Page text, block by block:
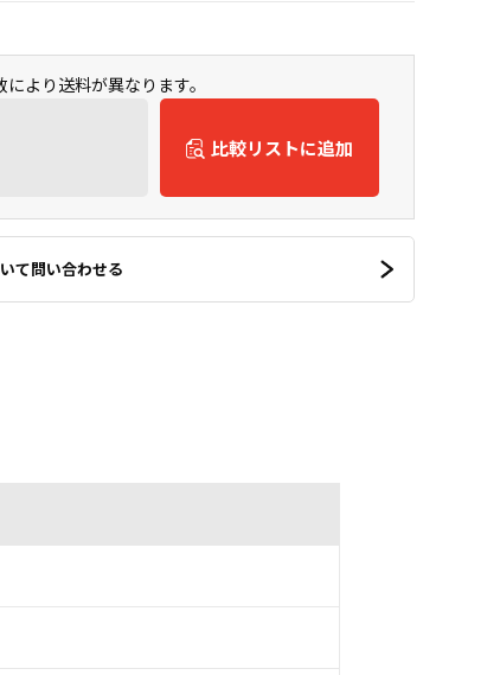
より送料が異なります。
比較リストに追加
て問い合わせる